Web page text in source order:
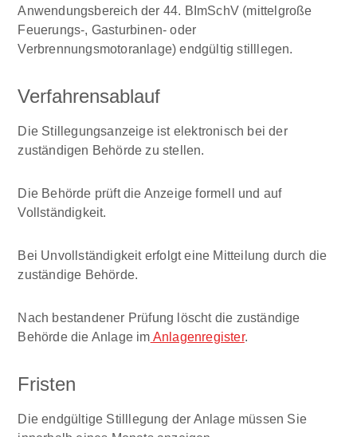
Anwendungsbereich der 44. BImSchV (mittelgroße
Feuerungs-, Gasturbinen- oder
Verbrennungsmotoranlage) endgültig stilllegen.
Verfahrensablauf
Die Stillegungsanzeige ist elektronisch bei der
zuständigen Behörde zu stellen.
Die Behörde prüft die Anzeige formell und auf
Vollständigkeit.
Bei Unvollständigkeit erfolgt eine Mitteilung durch die
zuständige Behörde.
Nach bestandener Prüfung löscht die zuständige
Behörde die Anlage im Anlagenregister.
Fristen
Die endgültige Stilllegung der Anlage müssen Sie